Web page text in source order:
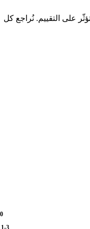
على التقييم. نُراجع كل